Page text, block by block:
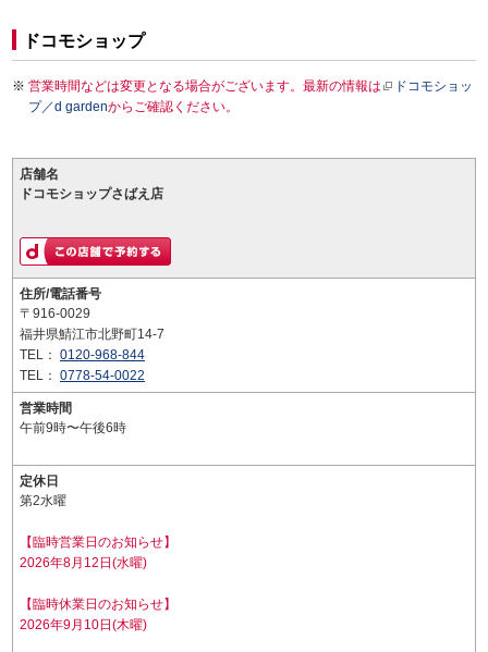
ドコモショップ
営業時間などは変更となる場合がございます。最新の情報は
ドコモショッ
プ／d gardenからご確認ください。
店舗名
ドコモショップさばえ店
住所/電話番号
〒916-0029
福井県鯖江市北野町14-7
TEL： 0120-968-844
TEL： 0778-54-0022
営業時間
午前9時〜午後6時
定休日
第2水曜
【臨時営業日のお知らせ】
2026年8月12日(水曜)
【臨時休業日のお知らせ】
2026年9月10日(木曜)